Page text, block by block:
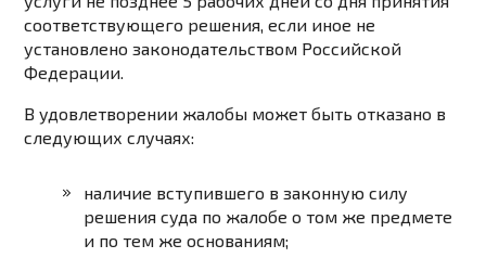
соответствующего решения, если иное не
установлено законодательством Российской
Федерации.
В удовлетворении жалобы может быть отказано в
следующих случаях:
наличие вступившего в законную силу
решения суда по жалобе о том же предмете
и по тем же основаниям;